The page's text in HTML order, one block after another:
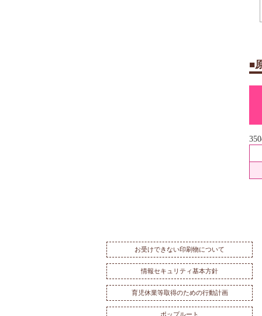
■
お受けできない印刷物について
情報セキュリティ基本方針
育児休業等取得のための行動計画
ポップルート